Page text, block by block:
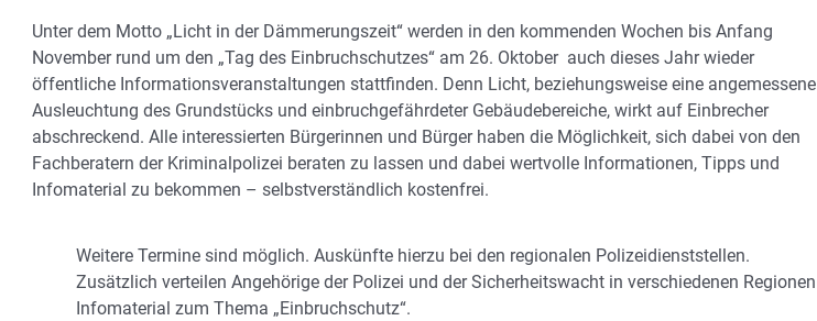
Unter dem Motto „Licht in der Dämmerungszeit“ werden in den kommenden Wochen bis Anfang
November rund um den „Tag des Einbruchschutzes“ am 26. Oktober auch dieses Jahr wieder
öffentliche Informationsveranstaltungen stattfinden. Denn Licht, beziehungsweise eine angemessene
Ausleuchtung des Grundstücks und einbruchgefährdeter Gebäudebereiche, wirkt auf Einbrecher
abschreckend. Alle interessierten Bürgerinnen und Bürger haben die Möglichkeit, sich dabei von den
Fachberatern der Kriminalpolizei beraten zu lassen und dabei wertvolle Informationen, Tipps und
Infomaterial zu bekommen – selbstverständlich kostenfrei.
Weitere Termine sind möglich. Auskünfte hierzu bei den regionalen Polizeidienststellen.
Zusätzlich verteilen Angehörige der Polizei und der Sicherheitswacht in verschiedenen Regionen
Infomaterial zum Thema „Einbruchschutz“.